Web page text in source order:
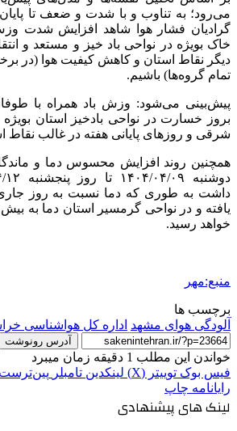
می‌رود؛ به تناوب و با شدت و ضعف تا
گرادیان فشار هوا شاهد افزایش شدت
خاک بویژه در نواحی باد خیز و مستعد و
دیگر نقاط استان و کاهش کیفیت هوا (در
تمام گروه‌ها) باشیم.
پیش‌بینی می‌شود: وزش باد همراه با
بروز خسارت در نواحی بادخیز استان
شرقی و روزهای پایانی هفته در غالب نقاط
همچنین روند افزایش محسوس دما و
خواهد رسید.
منبع:مهر
برچسب ها
آلودگی هوای مشهد اداره کل هواشناسی
آدرس رونوشت
خواندن این مطلب 1 دقیقه زمان میبرد
فیس بوک توییتر (X) لینکدین ‫تامبلر ‫پین‌ترست
رایانامه چاپ
لینک های پیشنهادی